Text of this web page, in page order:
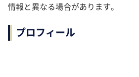
情報と異なる場合があります。
プロフィール